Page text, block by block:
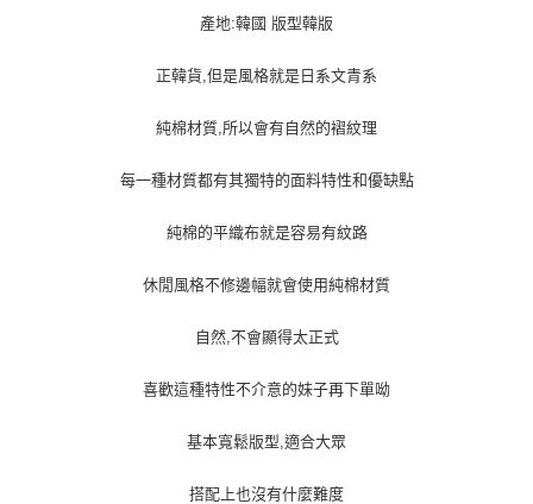
產地:韓國 版型韓版
正韓貨,但是風格就是日系文青系
純棉材質,所以會有自然的褶紋理
每一種材質都有其獨特的面料特性和優缺點
純棉的平織布就是容易有紋路
休閒風格不修邊幅就會使用純棉材質
自然,不會顯得太正式
喜歡這種特性不介意的妹子再下單呦
基本寬鬆版型,適合大眾
搭配上也沒有什麼難度